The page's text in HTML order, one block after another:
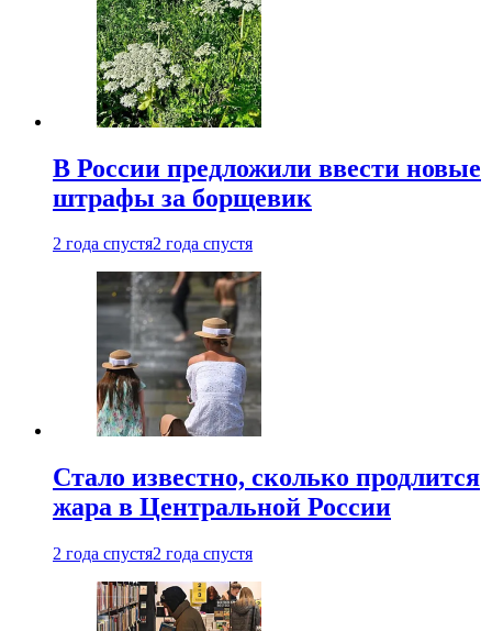
В России предложили ввести новые
штрафы за борщевик
2 года спустя2 года спустя
Стало известно, сколько продлится
жара в Центральной России
2 года спустя2 года спустя